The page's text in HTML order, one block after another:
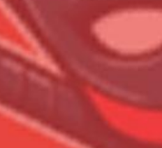
Всего товара в корзине
Сумма к оплате (без